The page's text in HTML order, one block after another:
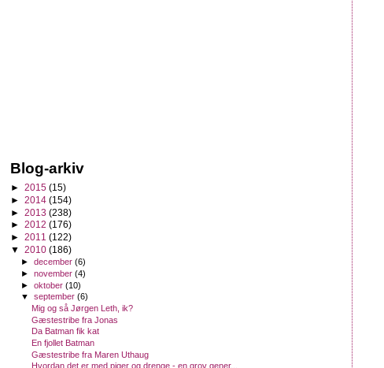
Blog-arkiv
► 2015 (15)
► 2014 (154)
► 2013 (238)
► 2012 (176)
► 2011 (122)
▼ 2010 (186)
►december(6)
►november(4)
►oktober(10)
▼september(6)
Mig og så Jørgen Leth, ik?
Gæstestribe fra Jonas
Da Batman fik kat
En fjollet Batman
Gæstestribe fra Maren Uthaug
Hvordan det er med piger og drenge - en grov gener...